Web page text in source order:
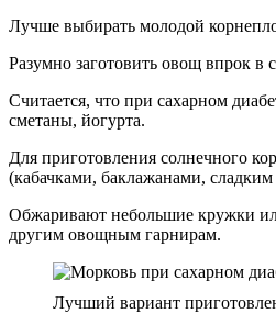
Лучше выбирать молодой
Разумно заготовить овощ впрок
Считается, что при сахарном
сметаны, йогурта.
Для приготовления солнечного
(кабачками, баклажанами,
Обжаривают небольшие кружки
другим овощным гарнирам.
Лучший вариант